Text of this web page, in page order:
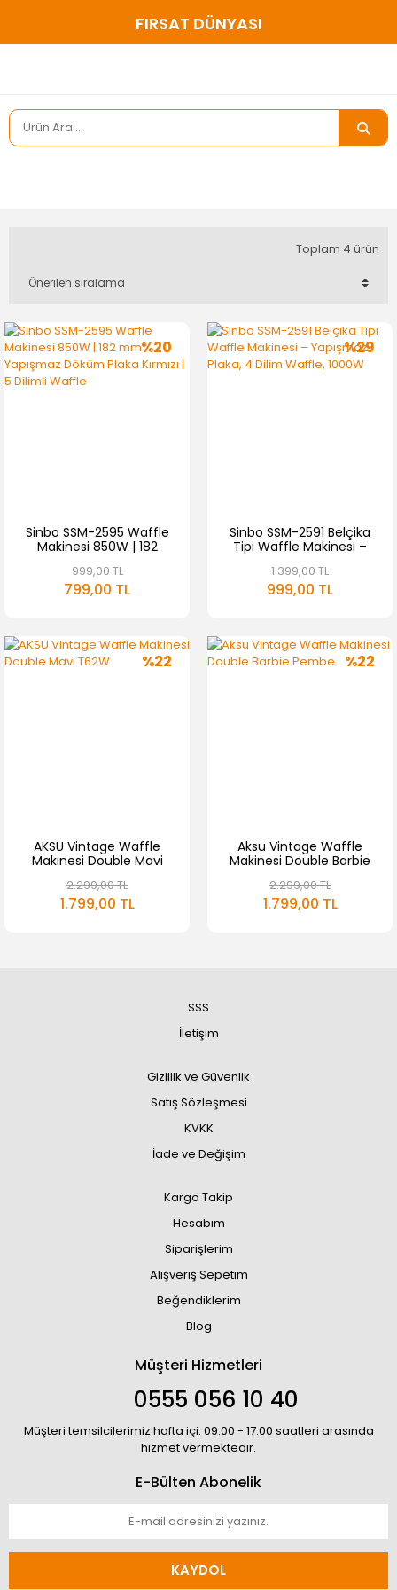
FIRSAT DÜNYASI
Toplam 4 ürün
%20
Sinbo SSM-2595 Waffle
Makinesi 850W | 182
Plaka Kırmızı | 5 Dilimli
Waffle
999,00 TL
799,00 TL
%29
Sinbo SSM-2591 Belçika
Tipi Waffle Makinesi –
Waffle, 1000W
1.399,00 TL
999,00 TL
%22
AKSU Vintage Waffle
Makinesi Double Mavi
2.299,00 TL
1.799,00 TL
%22
Aksu Vintage Waffle
Makinesi Double Barbie
2.299,00 TL
1.799,00 TL
SSS
İletişim
Gizlilik ve Güvenlik
Satış Sözleşmesi
KVKK
İade ve Değişim
Kargo Takip
Hesabım
Siparişlerim
Alışveriş Sepetim
Beğendiklerim
Blog
Müşteri Hizmetleri
0555 056 10 40
Müşteri temsilcilerimiz hafta içi: 09:00 - 17:00 saatleri arasında
hizmet vermektedir.
E-Bülten Abonelik
KAYDOL